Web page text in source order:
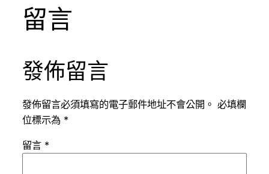
留言
發佈留言
發佈留言必須填寫的電子郵件地址不會公開。 必填欄
位標示為 *
留言 *